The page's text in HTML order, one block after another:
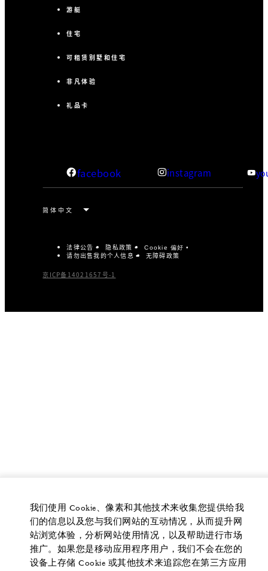
游艇
住宅
可租赁别墅和住宅
非凡体验
礼品卡
facebook instagram
法律公告 隐私政策 Cookie 偏好
请勿出售我的个人信息 无障碍政策
京ICP备14021657号-1
我们使用 Cookie、像素和其他技术来收集您提供给我
们的信息以及您与我们网站的互动情况，从而提升网
站浏览体验，分析网站使用情况，以及帮助进行市场
推广。如果您是移动应用程序用户，我们不会在您的
设备上存储 Cookie 或其他技术来追踪您在第三方应用